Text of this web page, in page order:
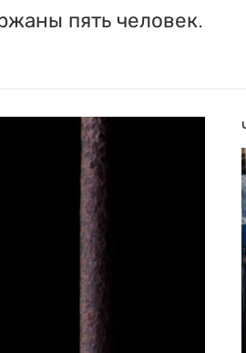
пять человек.